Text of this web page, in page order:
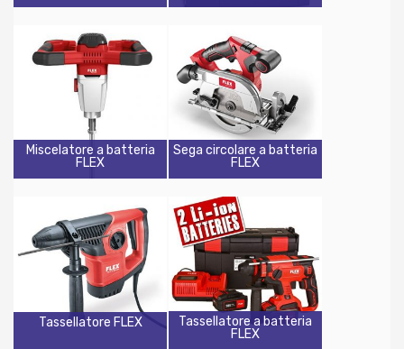
Miscelatore a batteria
FLEX
Sega circolare a batteria
FLEX
Tassellatore FLEX
Tassellatore a batteria
FLEX